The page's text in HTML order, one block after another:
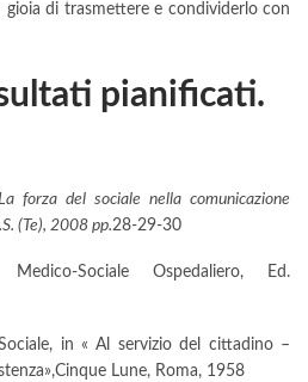
di trasmettere e condividerlo con
pianificati.
forza del sociale nella comunicazione
(Te), 2008 pp.28-29-30
Sociale Ospedaliero, Ed.
in « Al servizio del cittadino –
Lune, Roma, 1958